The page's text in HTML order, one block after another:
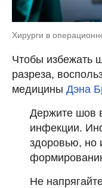
Хирурги в
Чтобы избежать
разреза,
медицины Дэна
Держите шов
инфекции.
здоровью, но
Не